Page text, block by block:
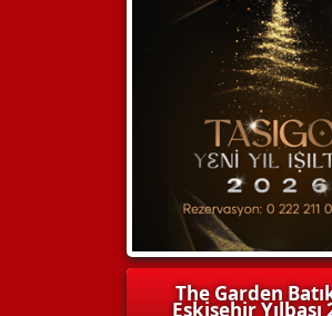
The Garden
Eskişehir Yılbaşı